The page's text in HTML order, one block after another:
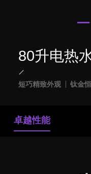
80升电热
短巧精致外观 钛金
卓越性能